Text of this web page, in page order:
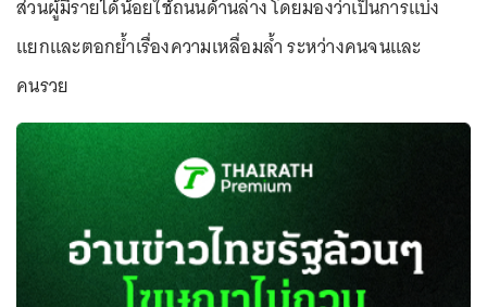
ส่วนผู้มีรายได้น้อยใช้ถนนด้านล่าง โดยมองว่าเป็นการแบ่ง
แยกและตอกย้ำเรื่องความเหลื่อมล้ำ ระหว่างคนจนและ
คนรวย